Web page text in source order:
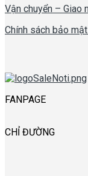
Vận chuyển – Giao
Chính sách bảo
FANPAGE
CHỈ ĐƯỜNG